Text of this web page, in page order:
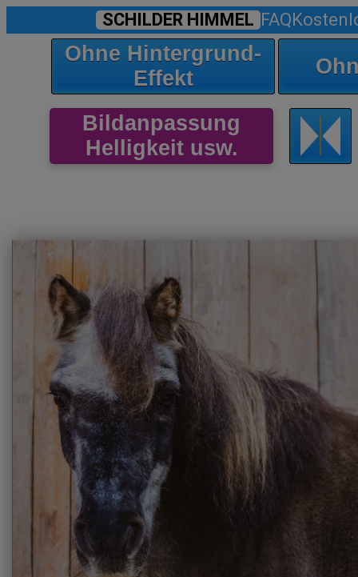
SCHILDER HIMMEL FAQ
Ohne Hintergrund-
Effekt
Bildanpassung
Helligkeit usw.